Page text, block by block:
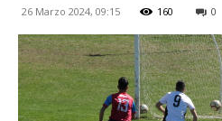
26 Marzo 2024, 09:15 160 0